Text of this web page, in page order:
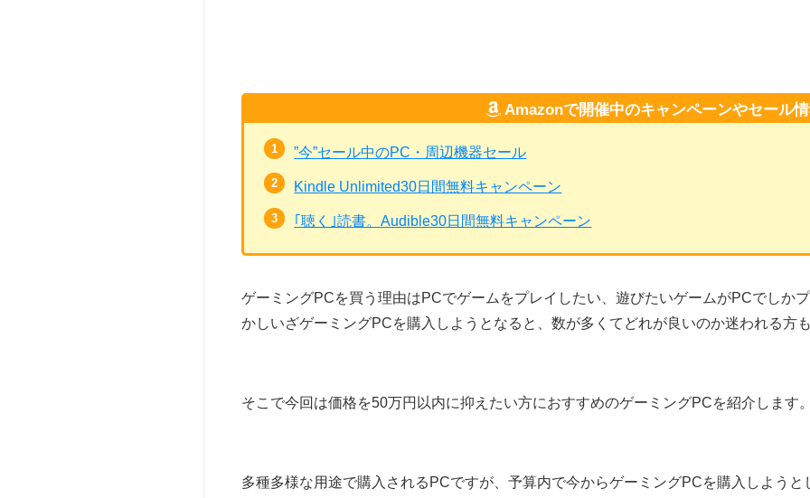
Amazonで開催中のキャンペーンやセール
”今”セール中のPC・周辺機器セール
Kindle Unlimited30日間無料キャンペーン
｢聴く｣読書。Audible30日間無料キャンペーン
ゲーミングPCを買う理由はPCでゲームをプレイしたい、遊びたいゲームがPCでしか
かしいざゲーミングPCを購入しようとなると、数が多くてどれが良いのか迷われる方
そこで今回は価格を50万円以内に抑えたい方におすすめのゲーミングPCを紹介します
多種多様な用途で購入されるPCですが、予算内で今からゲーミングPCを購入しよう